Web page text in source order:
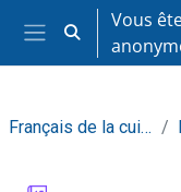
Passer au contenu
Panneau latéral
Activer/
Vous
Français de la cuisine et de la restauration